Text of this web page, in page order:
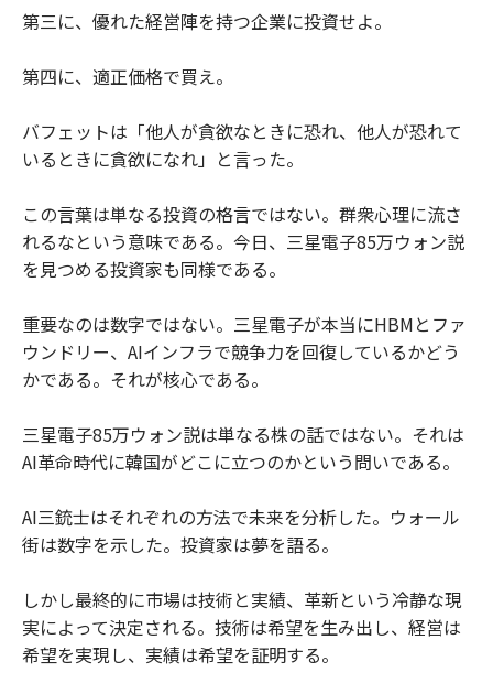
第三に、優れた経営陣を持つ企業に投資せよ。
第四に、適正価格で買え。
バフェットは「他人が貪欲なときに恐れ、他人が恐れて
いるときに貪欲になれ」と言った。
この言葉は単なる投資の格言ではない。群衆心理に流さ
れるなという意味である。今日、三星電子85万ウォン説
を見つめる投資家も同様である。
重要なのは数字ではない。三星電子が本当にHBMとファ
ウンドリー、AIインフラで競争力を回復しているかどう
かである。それが核心である。
三星電子85万ウォン説は単なる株の話ではない。それは
AI革命時代に韓国がどこに立つのかという問いである。
AI三銃士はそれぞれの方法で未来を分析した。ウォール
街は数字を示した。投資家は夢を語る。
しかし最終的に市場は技術と実績、革新という冷静な現
実によって決定される。技術は希望を生み出し、経営は
希望を実現し、実績は希望を証明する。